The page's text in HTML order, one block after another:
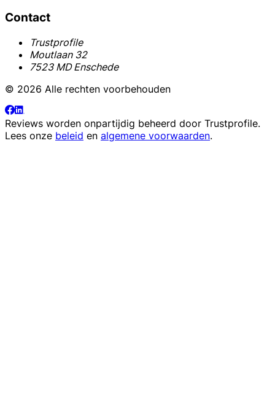
Contact
Trustprofile
Moutlaan 32
7523 MD Enschede
© 2026 Alle rechten voorbehouden
Reviews worden onpartijdig beheerd door Trustprofile.
Lees onze beleid en algemene voorwaarden.